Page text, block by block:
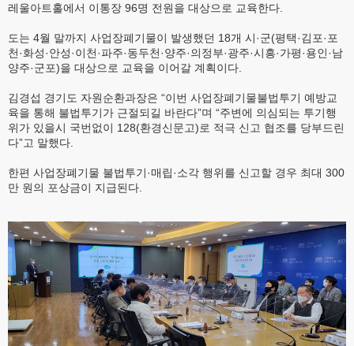
레울아트홀에서 이통장 96명 전원을 대상으로 교육한다.
도는 4월 말까지 사업장폐기물이 발생했던 18개 시·군(평택·김포·포
천·화성·안성·이천·파주·동두천·양주·의정부·광주·시흥·가평·용인·남
양주·군포)을 대상으로 교육을 이어갈 계획이다.
김경섭 경기도 자원순환과장은 “이번 사업장폐기물불법투기 예방교
육을 통해 불법투기가 근절되길 바란다”며 “주변에 의심되는 투기행
위가 있을시 국번없이 128(환경신문고)로 적극 신고 협조를 당부드린
다”고 말했다.
한편 사업장폐기물 불법투기·매립·소각 행위를 신고할 경우 최대 300
만 원의 포상금이 지급된다.